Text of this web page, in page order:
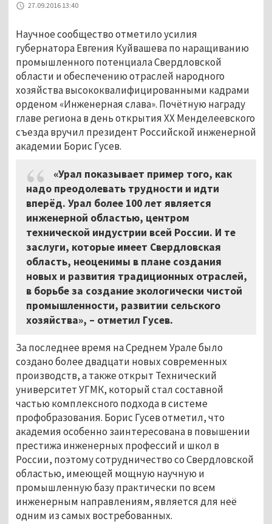
27.09.2016 13:40
Научное сообщество отметило усилия
губернатора Евгения Куйвашева по наращиванию
промышленного потенциала Свердловской
области и обеспечению отраслей народного
хозяйства высококвалифицированными кадрами
орденом «Инженерная слава». Почётную награду
главе региона в день открытия ХХ Менделеевского
съезда вручил президент Российской инженерной
академии Борис Гусев.
«Урал показывает пример того, как
надо преодолевать трудности и идти
вперёд. Урал более 100 лет является
инженерной областью, центром
технической индустрии всей России. И те
заслуги, которые имеет Свердловская
область, неоценимы в плане создания
новых и развития традиционных отраслей,
в борьбе за создание экологически чистой
промышленности, развитии сельского
хозяйства», – отметил Гусев.
За последнее время на Среднем Урале было
создано более двадцати новых современных
производств, а также открыт Технический
университет УГМК, который стал составной
частью комплексного подхода в системе
профобразования. Борис Гусев отметил, что
академия особенно заинтересована в повышении
престижа инженерных профессий и школ в
России, поэтому сотрудничество со Свердловской
областью, имеющей мощную научную и
промышленную базу практически по всем
инженерным направлениям, является для неё
одним из самых востребованных.